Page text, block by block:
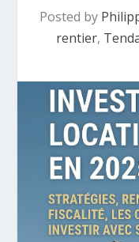
Posted by
rentier,